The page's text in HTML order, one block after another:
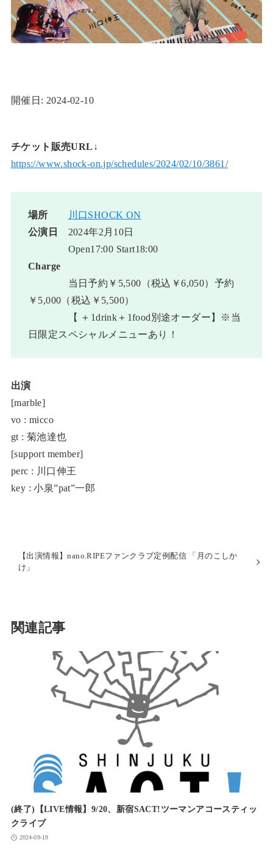
開催日: 2024-02-10
チケット販売URL↓
https://www.shock-on.jp/schedules/2024/02/10/3861/
場所
川口SHOCK ON
公演日
2024年2月10日
Open17:00 Start18:00
Charge
当日予約￥5,500（税込￥6,050）予約
￥5,000（税込￥5,500）
【 ＋1drink＋1food別途オーダー】※当
日限定スペシャルメニューあり！
出演
[marble]
vo : micco
gt : 菊池達也
[support member]
perc : 川口伸王
key : 小泉”pat”一郎
【出演情報】nano.RIPEファンクラブ定例配信 「月のこしか
け」
関連記事
(終了)【LIVE情報】9/20、新宿SACT!ツーマンアコースティッ
クライブ
2024-09-19